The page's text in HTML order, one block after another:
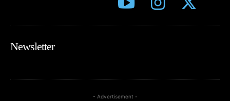
Newsletter
- Advertisement -